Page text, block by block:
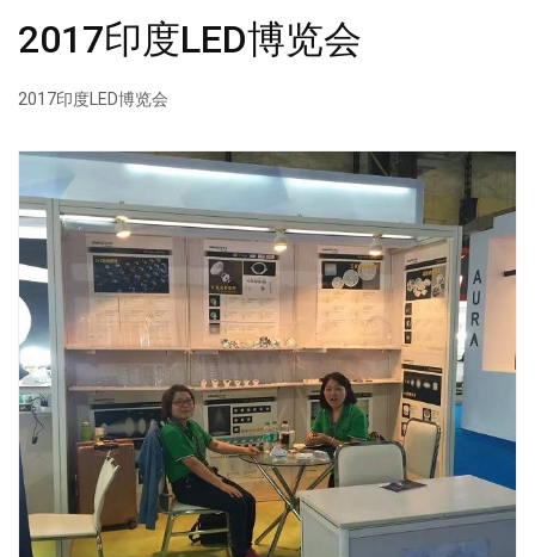
2017印度LED博览会
2017印度LED博览会